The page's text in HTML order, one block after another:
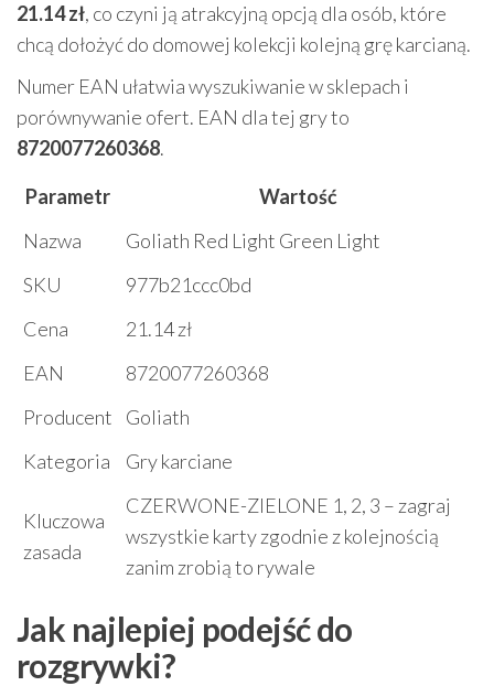
21.14 zł, co czyni ją atrakcyjną opcją dla osób, które
chcą dołożyć do domowej kolekcji kolejną grę karcianą.
Numer EAN ułatwia wyszukiwanie w sklepach i
porównywanie ofert. EAN dla tej gry to
8720077260368.
Parametr
Wartość
Nazwa
Goliath Red Light Green Light
SKU
977b21ccc0bd
Cena
21.14 zł
EAN
8720077260368
Producent
Goliath
Kategoria
Gry karciane
Kluczowa
zasada
CZERWONE-ZIELONE 1, 2, 3 – zagraj
wszystkie karty zgodnie z kolejnością
zanim zrobią to rywale
Jak najlepiej podejść do
rozgrywki?